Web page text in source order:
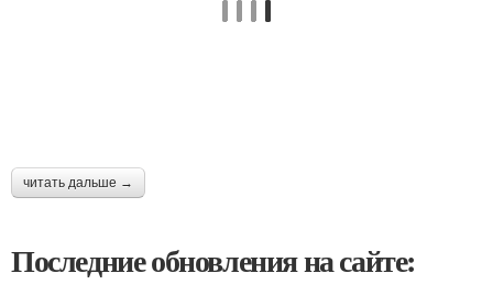
читать дальше →
Последние обновления на сайте: